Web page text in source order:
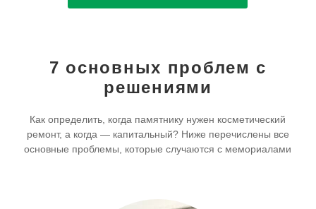
7 основных проблем с
решениями
Как определить, когда памятнику нужен косметический
ремонт, а когда — капитальный? Ниже перечислены все
основные проблемы, которые случаются с мемориалами